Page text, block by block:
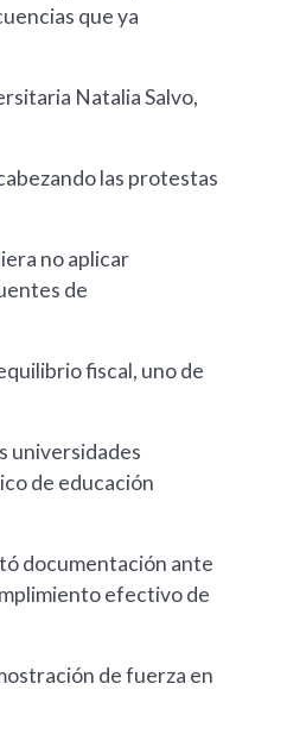
que ya
Natalia Salvo,
las protestas
no aplicar
de
fiscal, uno de
universidades
de educación
documentación ante
efectivo de
de fuerza en